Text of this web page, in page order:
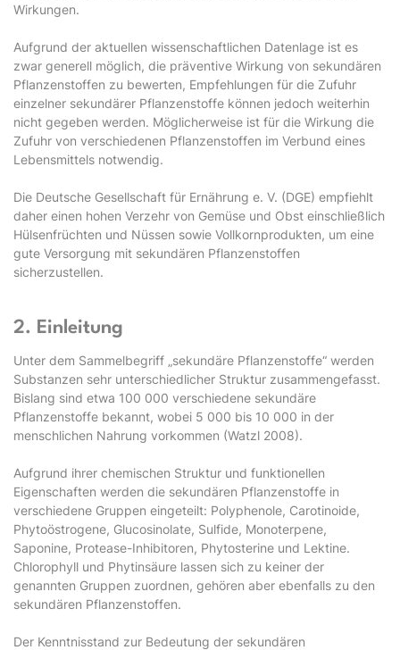
Wirkungen.
Aufgrund der aktuellen wissenschaftlichen Datenlage ist es
zwar generell möglich, die präventive Wirkung von sekundären
Pflanzenstoffen zu bewerten, Empfehlungen für die Zufuhr
einzelner sekundärer Pflanzenstoffe können jedoch weiterhin
nicht gegeben werden. Möglicherweise ist für die Wirkung die
Zufuhr von verschiedenen Pflanzenstoffen im Verbund eines
Lebensmittels notwendig.
Die Deutsche Gesellschaft für Ernährung e. V. (DGE) empfiehlt
daher einen hohen Verzehr von Gemüse und Obst einschließlich
Hülsenfrüchten und Nüssen sowie Vollkornprodukten, um eine
gute Versorgung mit sekundären Pflanzenstoffen
sicherzustellen.
2. Einleitung
Unter dem Sammelbegriff „sekundäre Pflanzenstoffe“ werden
Substanzen sehr unterschiedlicher Struktur zusammengefasst.
Bislang sind etwa 100 000 verschiedene sekundäre
Pflanzenstoffe bekannt, wobei 5 000 bis 10 000 in der
menschlichen Nahrung vorkommen (Watzl 2008).
Aufgrund ihrer chemischen Struktur und funktionellen
Eigenschaften werden die sekundären Pflanzenstoffe in
verschiedene Gruppen eingeteilt: Polyphenole, Carotinoide,
Phytoöstrogene, Glucosinolate, Sulfide, Monoterpene,
Saponine, Protease-Inhibitoren, Phytosterine und Lektine.
Chlorophyll und Phytinsäure lassen sich zu keiner der
genannten Gruppen zuordnen, gehören aber ebenfalls zu den
sekundären Pflanzenstoffen.
Der Kenntnisstand zur Bedeutung der sekundären